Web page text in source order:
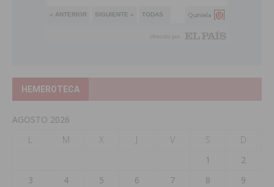
HEMEROTECA
AGOSTO 2026
L
M X J V S
D
1
2
3
4 5 6 7 8
9